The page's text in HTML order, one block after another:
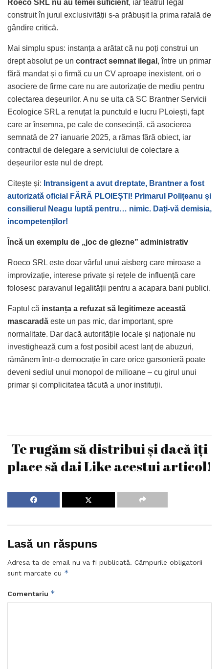
Roeco SRL nu au temei suficient, iar teatrul legal
construit în jurul exclusivității s-a prăbușit la prima rafală de
gândire critică.
Mai simplu spus: instanța a arătat că nu poți construi un
drept absolut pe un contract semnat ilegal , între un primar
fără mandat și o firmă cu un CV aproape inexistent, ori o
asociere de firme care nu are autorizație de mediu pentru
colectarea deșeurilor. A nu se uita că SC Brantner Servicii
Ecologice SRL a renuțat la punctuld e lucru PLoiești, fapt
care ar însemna, pe cale de consecință, că asocierea
semnată de 27 ianuarie 2025, a rămas fără obiect, iar
contractul de delegare a serviciului de colectare a
deșeurilor este nul de drept.
Citește și: Intransigent a avut dreptate, Brantner a fost
autorizată oficial FĂRĂ PLOIEȘTI! Primarul Polițeanu și
consilierul Neagu luptă pentru… nimic. Dați-vă demisia,
incompetenților!
Încă un exemplu de „joc de glezne” administrativ
Roeco SRL este doar vârful unui aisberg care miroase a
improvizație, interese private și rețele de influență care
folosesc paravanul legalității pentru a acapara bani publici.
Faptul că instanța a refuzat să legitimeze această
mascaradă este un pas mic, dar important, spre
normalitate. Dar dacă autoritățile locale și naționale nu
investighează cum a fost posibil acest lanț de abuzuri,
rămânem într-o democrație în care orice garsonieră poate
deveni sediul unui monopol de milioane – cu girul unui
primar și complicitatea tăcută a unor instituții.
Te rugăm să distribui și dacă îți
place să dai Like acestui articol!
Lasă un răspuns
Adresa ta de email nu va fi publicată. Câmpurile obligatorii
sunt marcate cu *
Comentariu *